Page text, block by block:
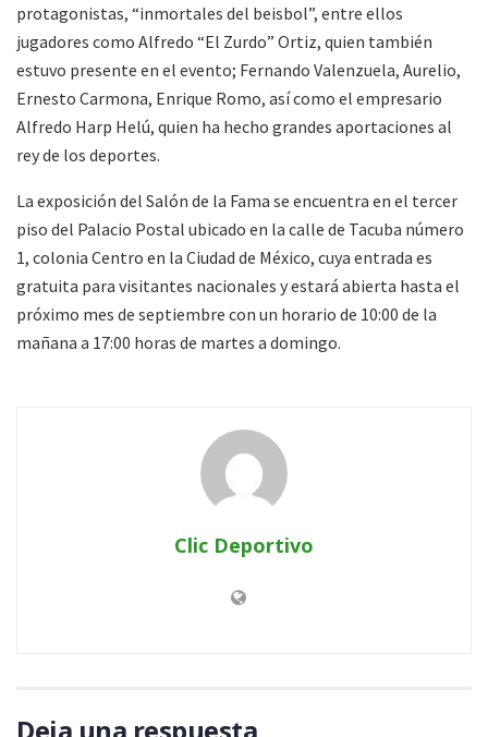
protagonistas, “inmortales del beisbol”, entre ellos
jugadores como Alfredo “El Zurdo” Ortiz, quien también
estuvo presente en el evento; Fernando Valenzuela, Aurelio,
Ernesto Carmona, Enrique Romo, así como el empresario
Alfredo Harp Helú, quien ha hecho grandes aportaciones al
rey de los deportes.
La exposición del Salón de la Fama se encuentra en el tercer
piso del Palacio Postal ubicado en la calle de Tacuba número
1, colonia Centro en la Ciudad de México, cuya entrada es
gratuita para visitantes nacionales y estará abierta hasta el
próximo mes de septiembre con un horario de 10:00 de la
mañana a 17:00 horas de martes a domingo.
Clic Deportivo
Deja una respuesta